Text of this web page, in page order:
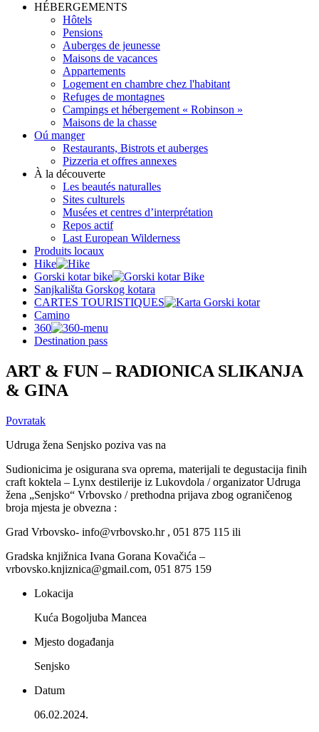
HÉBERGEMENTS
Hôtels
Pensions
Auberges de jeunesse
Maisons de vacances
Appartements
Logement en chambre chez l'habitant
Refuges de montagnes
Campings et hébergement « Robinson »
Maisons de la chasse
Oú manger
Restaurants, Bistrots et auberges
Pizzeria et offres annexes
À la découverte
Les beautés naturalles
Sites culturels
Musées et centres d’interprétation
Repos actif
Last European Wilderness
Produits locaux
Hike
Gorski kotar bike
Sanjkališta Gorskog kotara
CARTES TOURISTIQUES
Camino
360
Destination pass
ART & FUN – RADIONICA SLIKANJA
& GINA
Povratak
Udruga žena Senjsko poziva vas na
Sudionicima je osigurana sva oprema, materijali te degustacija finih
craft koktela – Lynx destilerije iz Lukovdola / organizator Udruga
žena „Senjsko“ Vrbovsko / prethodna prijava zbog ograničenog
broja mjesta je obvezna :
Grad Vrbovsko- info@vrbovsko.hr , 051 875 115 ili
Gradska knjižnica Ivana Gorana Kovačića –
vrbovsko.knjiznica@gmail.com, 051 875 159
Lokacija
Kuća Bogoljuba Mancea
Mjesto događanja
Senjsko
Datum
06.02.2024.